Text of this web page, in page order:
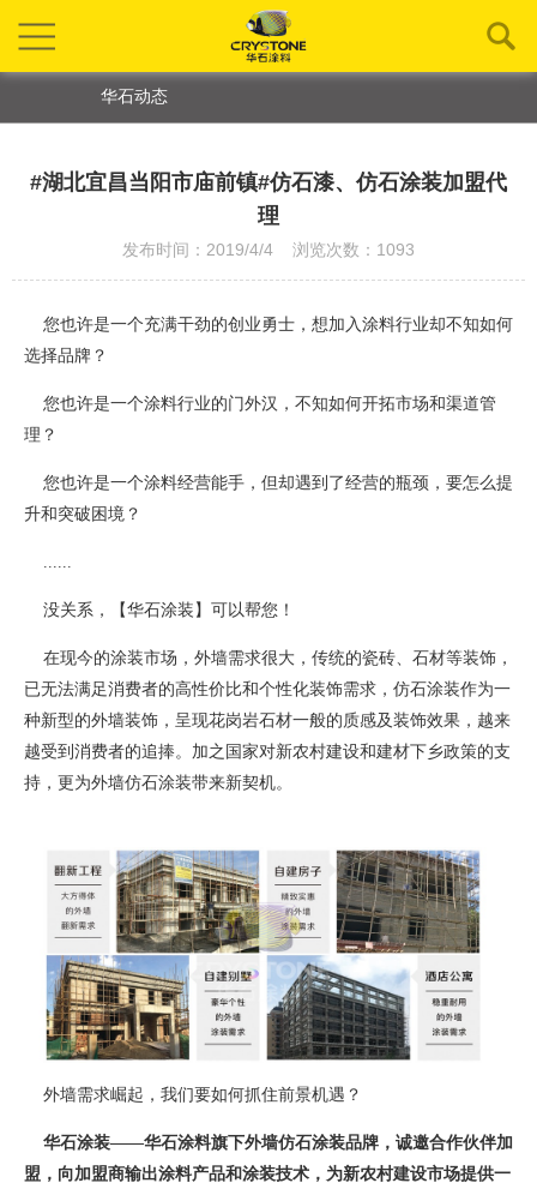
华石动态
#湖北宜昌当阳市庙前镇#仿石漆、仿石涂装加盟代
理
发布时间：2019/4/4 浏览次数：1093
您也许是一个充满干劲的创业勇士，想加入涂料行业却不知如何
选择品牌？
您也许是一个涂料行业的门外汉，不知如何开拓市场和渠道管
理？
您也许是一个涂料经营能手，但却遇到了经营的瓶颈，要怎么提
升和突破困境？
......
没关系，【华石涂装】可以帮您！
在现今的涂装市场，外墙需求很大，传统的瓷砖、石材等装饰，
已无法满足消费者的高性价比和个性化装饰需求，仿石涂装作为一
种新型的外墙装饰，呈现花岗岩石材一般的质感及装饰效果，越来
越受到消费者的追捧。加之国家对新农村建设和建材下乡政策的支
持，更为外墙仿石涂装带来新契机。
外墙需求崛起，我们要如何抓住前景机遇？
华石涂装——华石涂料旗下外墙仿石涂装品牌，诚邀合作伙伴加
盟，向加盟商输出涂料产品和涂装技术，为新农村建设市场提供一